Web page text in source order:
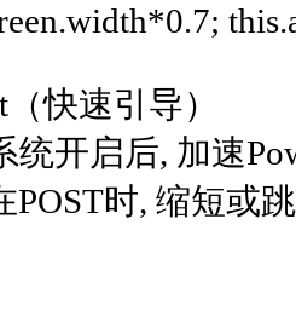
快速引导）
启后, 加速
POST时, 缩短或